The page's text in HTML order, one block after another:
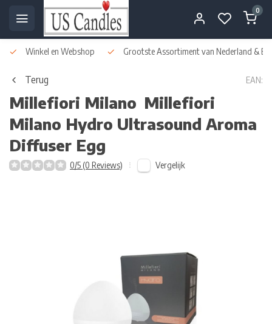
0
Winkel en Webshop Grootste Assortiment van Nederland &
Terug EAN:
Millefiori Milano Millefiori
Milano Hydro Ultrasound Aroma
Diffuser Egg
0/5 (0 Reviews) Vergelijk